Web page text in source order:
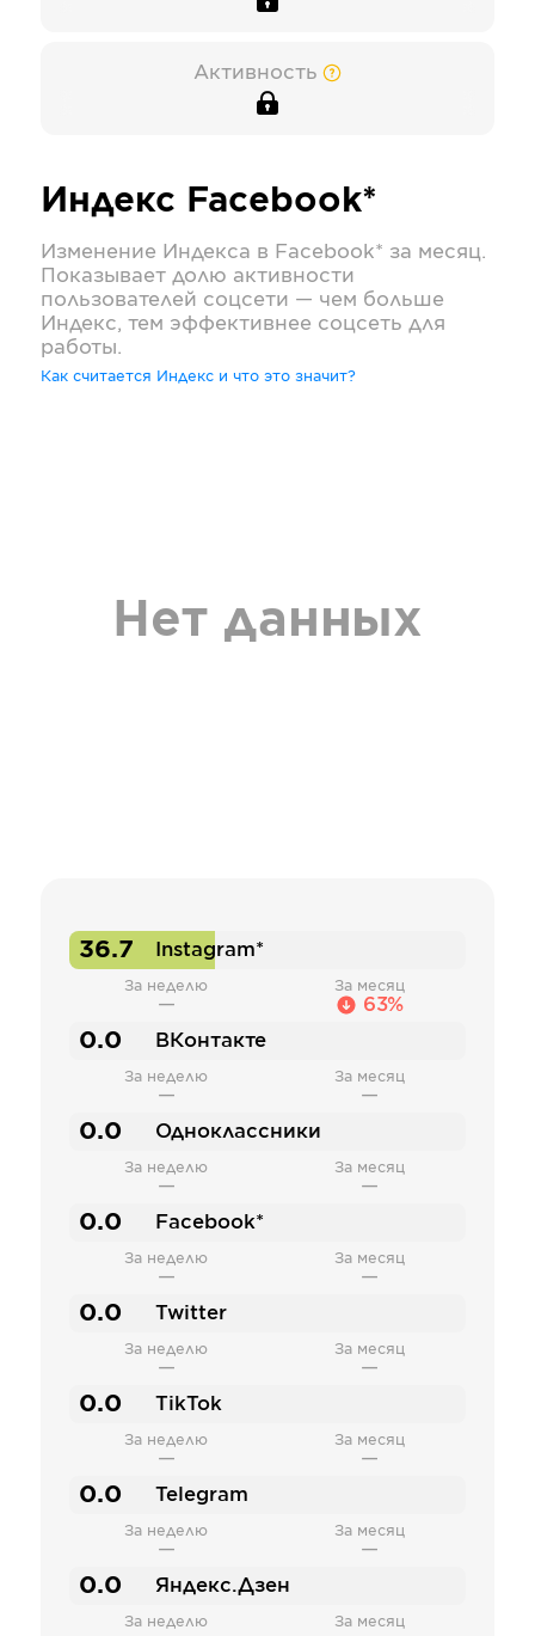
Активность
Индекс Facebook*
Изменение Индекса в Facebook* за месяц.
Показывает долю активности
пользователей соцсети — чем больше
Индекс, тем эффективнее соцсеть для
работы.
Как считается Индекс и что это значит?
Нет данных
36.7 Instagram*
За неделю
—
За месяц
63%
0.0 ВКонтакте
За неделю
—
За месяц
—
0.0 Одноклассники
За неделю
—
За месяц
—
0.0 Facebook*
За неделю
—
За месяц
—
0.0 Twitter
За неделю
—
За месяц
—
0.0 TikTok
За неделю
—
За месяц
—
0.0 Telegram
За неделю
—
За месяц
—
0.0 Яндекс.Дзен
За неделю За месяц